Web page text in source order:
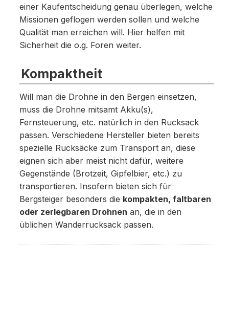
einer Kaufentscheidung genau überlegen, welche
Missionen geflogen werden sollen und welche
Qualität man erreichen will. Hier helfen mit
Sicherheit die o.g. Foren weiter.
Kompaktheit
Will man die Drohne in den Bergen einsetzen,
muss die Drohne mitsamt Akku(s),
Fernsteuerung, etc. natürlich in den Rucksack
passen. Verschiedene Hersteller bieten bereits
spezielle Rucksäcke zum Transport an, diese
eignen sich aber meist nicht dafür, weitere
Gegenstände (Brotzeit, Gipfelbier, etc.) zu
transportieren. Insofern bieten sich für
Bergsteiger besonders die kompakten, faltbaren
oder zerlegbaren Drohnen an, die in den
üblichen Wanderrucksack passen.